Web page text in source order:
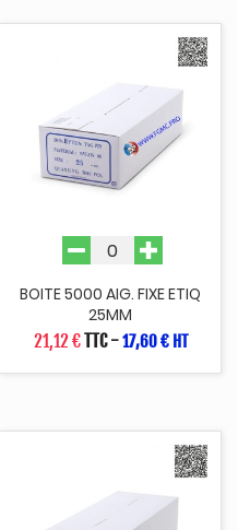
BOITE 5000 AIG. FIXE ETIQ
25MM
21,12 €TTC-17,60 € HT